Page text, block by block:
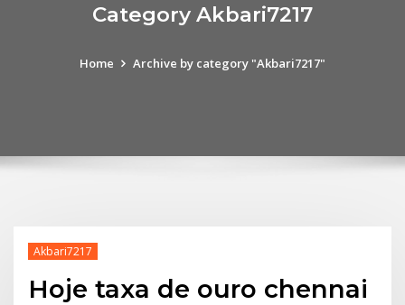
Category Akbari7217
Home Archive by category "Akbari7217"
Akbari7217
Hoje taxa de ouro chennai